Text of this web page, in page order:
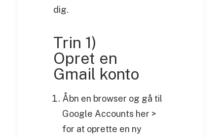
dig.
Trin 1)
Opret en
Gmail konto
Åbn en browser og gå til
Google Accounts her >
for at oprette en ny